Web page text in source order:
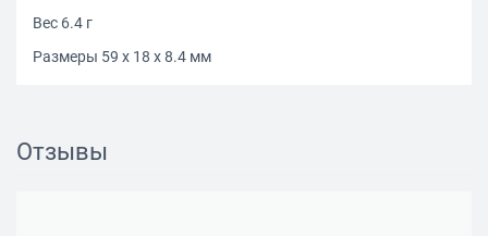
Вес 6.4 г
Размеры 59 х 18 х 8.4 мм
Отзывы